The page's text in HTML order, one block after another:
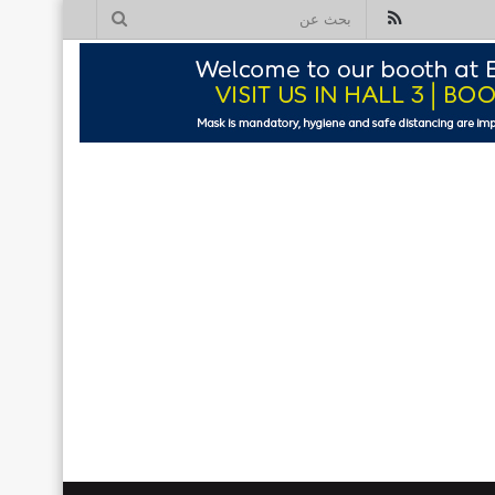
بحث
ملخص
الموقع
RSS